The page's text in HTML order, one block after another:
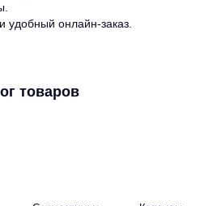
удобный онлайн-заказ.
товаров